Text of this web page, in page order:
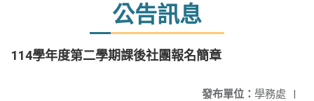
公告訊息
114學年度第二學期課後社團報名簡章
發布單位： 學務處 |